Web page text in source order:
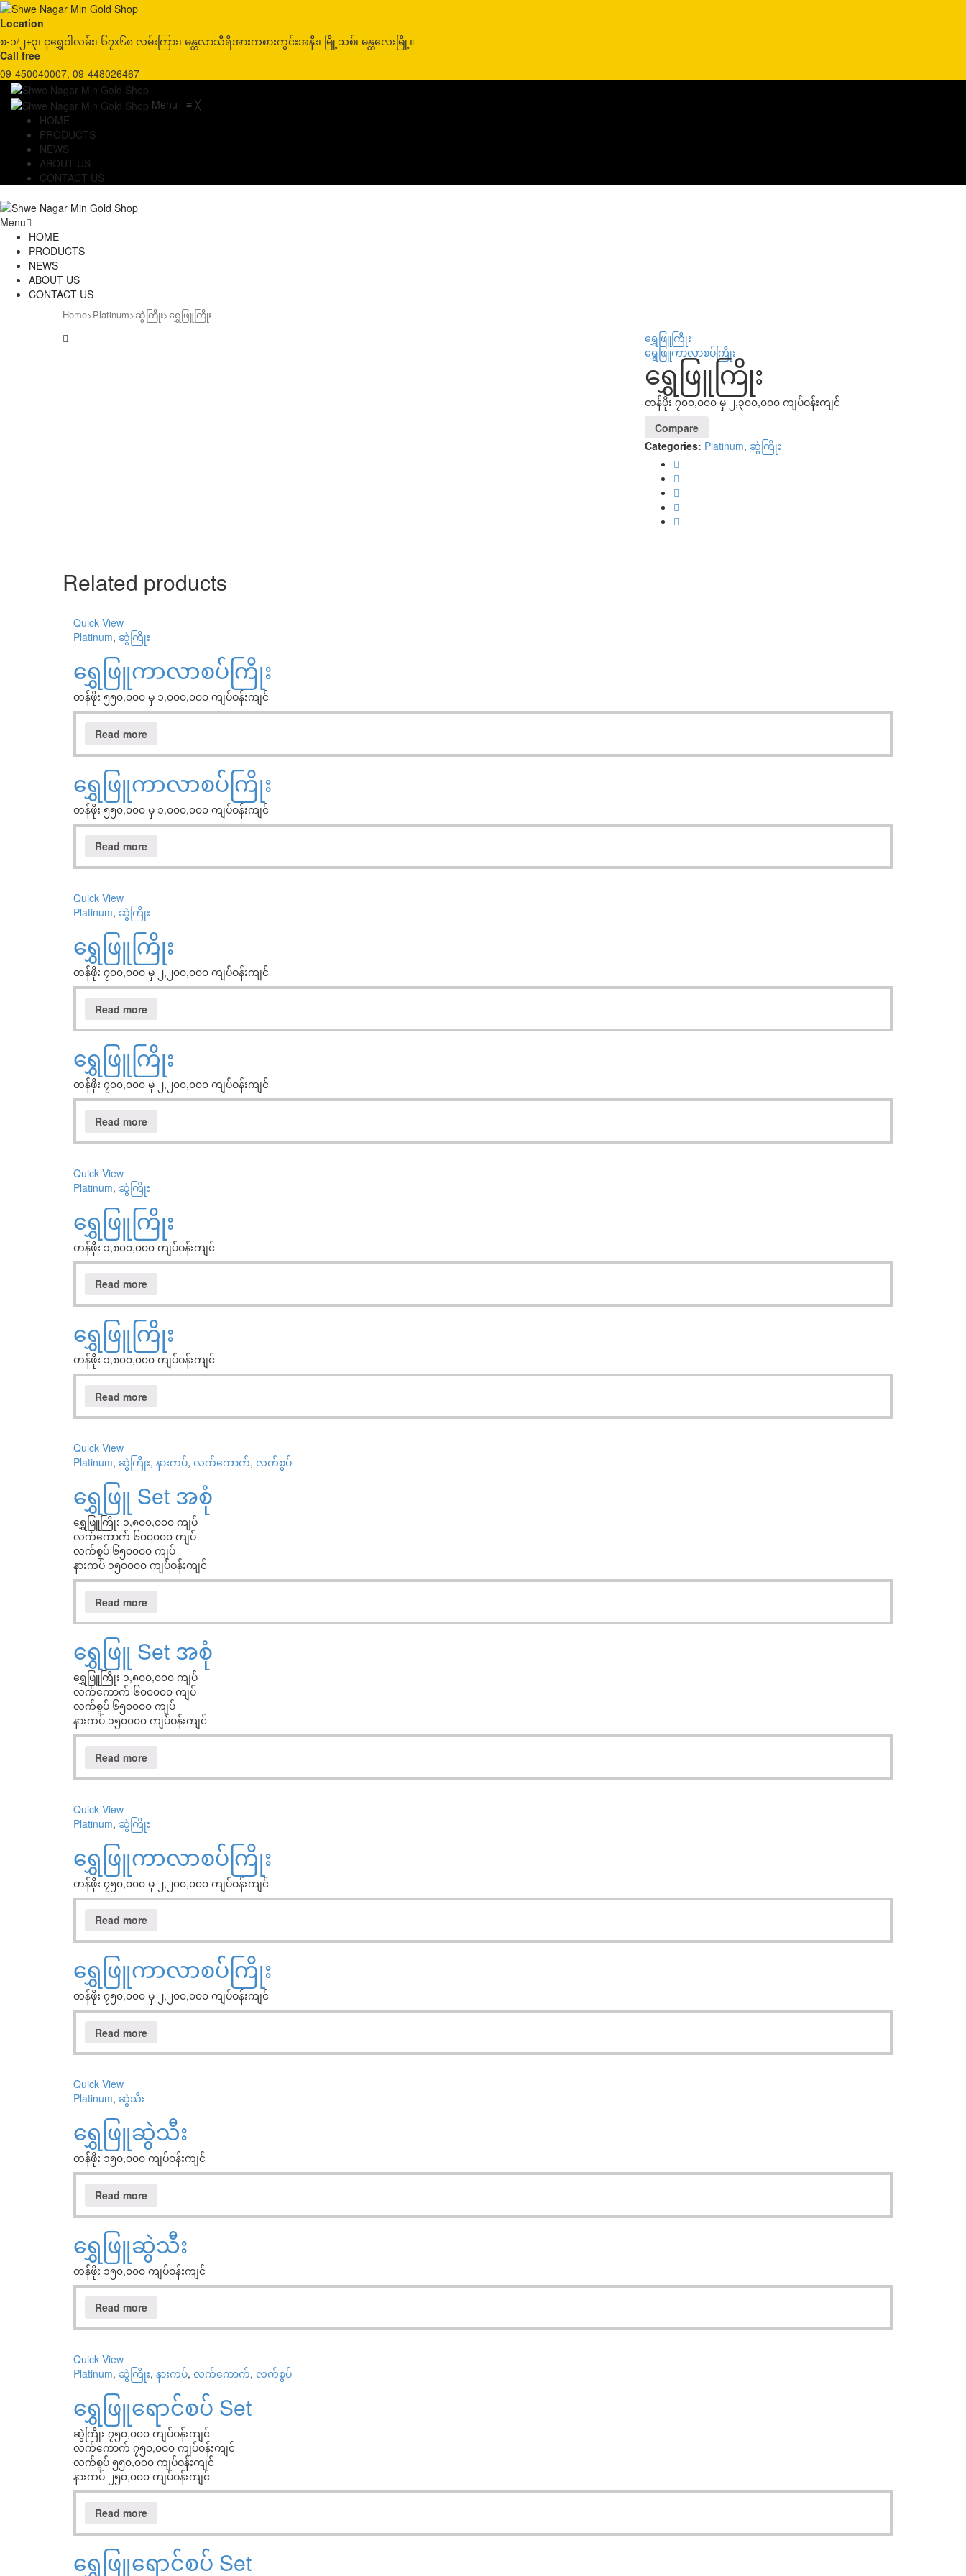
Location
စ-၁/၂+၃၊ ငုရွှေဝါလမ်း၊ ၆၇x၆၈ လမ်းကြား၊ မန္တလာသီရိအားကစားကွင်းအနီး၊ မြို့သစ်၊ မန္တလေးမြို့။
Call free
09-450040007, 09-448026467
Menu ≡ ╳
HOME
PRODUCTS
NEWS
ABOUT US
CONTACT US
Menu
HOME
PRODUCTS
NEWS
ABOUT US
CONTACT US
Home>Platinum>ဆွဲကြိုး>ရွှေဖြူကြိုး
ရွှေဖြူကြိုး
ရွှေဖြူကာလာစပ်ကြိုး
ရွှေဖြူကြိုး
တန်ဖိုး ၇၀၀,၀၀၀ မှ ၂,၃၀၀,၀၀၀ ကျပ်ဝန်းကျင်
Compare
Categories: Platinum, ဆွဲကြိုး
Related products
Quick View
Platinum, ဆွဲကြိုး
ရွှေဖြူကာလာစပ်ကြိုး
တန်ဖိုး ၅၅၀,၀၀၀ မှ ၁,၀၀၀,၀၀၀ ကျပ်ဝန်းကျင်
Read more
ရွှေဖြူကာလာစပ်ကြိုး
တန်ဖိုး ၅၅၀,၀၀၀ မှ ၁,၀၀၀,၀၀၀ ကျပ်ဝန်းကျင်
Read more
Quick View
Platinum, ဆွဲကြိုး
ရွှေဖြူကြိုး
တန်ဖိုး ၇၀၀,၀၀၀ မှ ၂,၂၀၀,၀၀၀ ကျပ်ဝန်းကျင်
Read more
ရွှေဖြူကြိုး
တန်ဖိုး ၇၀၀,၀၀၀ မှ ၂,၂၀၀,၀၀၀ ကျပ်ဝန်းကျင်
Read more
Quick View
Platinum, ဆွဲကြိုး
ရွှေဖြူကြိုး
တန်ဖိုး ၁,၈၀၀,၀၀၀ ကျပ်ဝန်းကျင်
Read more
ရွှေဖြူကြိုး
တန်ဖိုး ၁,၈၀၀,၀၀၀ ကျပ်ဝန်းကျင်
Read more
Quick View
Platinum, ဆွဲကြိုး, နားကပ်, လက်ကောက်, လက်စွပ်
ရွှေဖြူ Set အစုံ
ရွှေဖြူကြိုး ၁,၈၀၀,၀၀၀ ကျပ်
လက်ကောက် ၆၀၀၀၀၀ ကျပ်
လက်စွပ် ၆၅၀၀၀၀ ကျပ်
နားကပ် ၁၅၀၀၀၀ ကျပ်ဝန်းကျင်
Read more
ရွှေဖြူ Set အစုံ
ရွှေဖြူကြိုး ၁,၈၀၀,၀၀၀ ကျပ်
လက်ကောက် ၆၀၀၀၀၀ ကျပ်
လက်စွပ် ၆၅၀၀၀၀ ကျပ်
နားကပ် ၁၅၀၀၀၀ ကျပ်ဝန်းကျင်
Read more
Quick View
Platinum, ဆွဲကြိုး
ရွှေဖြူကာလာစပ်ကြိုး
တန်ဖိုး ၇၅၀,၀၀၀ မှ ၂,၂၀၀,၀၀၀ ကျပ်ဝန်းကျင်
Read more
ရွှေဖြူကာလာစပ်ကြိုး
တန်ဖိုး ၇၅၀,၀၀၀ မှ ၂,၂၀၀,၀၀၀ ကျပ်ဝန်းကျင်
Read more
Quick View
Platinum, ဆွဲသီး
ရွှေဖြူဆွဲသီး
တန်ဖိုး ၁၅၀,၀၀၀ ကျပ်ဝန်းကျင်
Read more
ရွှေဖြူဆွဲသီး
တန်ဖိုး ၁၅၀,၀၀၀ ကျပ်ဝန်းကျင်
Read more
Quick View
Platinum, ဆွဲကြိုး, နားကပ်, လက်ကောက်, လက်စွပ်
ရွှေဖြူရောင်စပ် Set
ဆွဲကြိုး ၇၅၀,၀၀၀ ကျပ်ဝန်းကျင်
လက်ကောက် ၇၅၀,၀၀၀ ကျပ်ဝန်းကျင်
လက်စွပ် ၅၅၀,၀၀၀ ကျပ်ဝန်းကျင်
နားကပ် ၂၅၀,၀၀၀ ကျပ်ဝန်းကျင်
Read more
ရွှေဖြူရောင်စပ် Set